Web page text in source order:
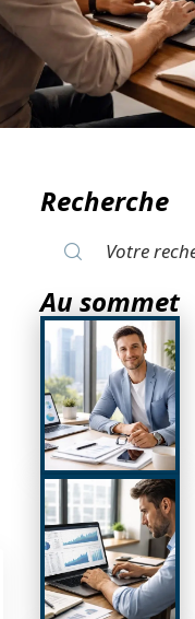
Recherche
Au sommet